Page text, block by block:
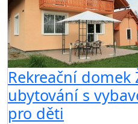
Rekreační domek
ubytování s
pro děti